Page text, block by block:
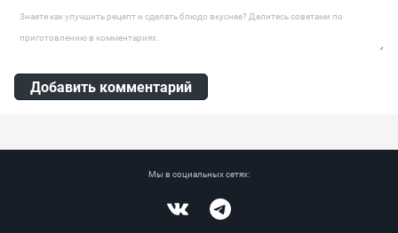
Оставить комментарий
Добавить комментарий
Мы в социальных сетях: